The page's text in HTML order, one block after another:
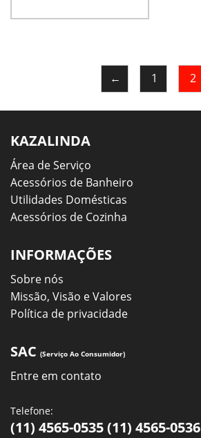
← 1 2
KAZALINDA
Área de Serviço
Acessórios de Banheiro
Utilidades Domésticas
Acessórios de Cozinha
INFORMAÇÕES
Sobre nós
Missão, Visão e Valores
Política de privacidade
SAC (Serviço Ao Consumidor)
Entre em contato
Telefone:
(11) 4565-0535 (11) 4565-0536